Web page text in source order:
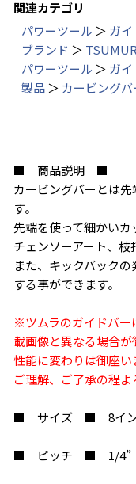
関連カテゴリ
パワーツール ＞ ガイ
ブランド ＞
パワーツール ＞ ガイ
製品 ＞ カービングバ
■ 商品説明 ■
カービングバーとは
す。
先端を使って細かいカ
チェンソーアート、枝
また、キックバック
する事ができます。
※ツムラのガイドバー
載画像と異なる場合が
性能に変わりは御座い
ご理解、ご了承の程よ
■ サイズ ■ 8イン
■ ピッチ ■ 1/4”